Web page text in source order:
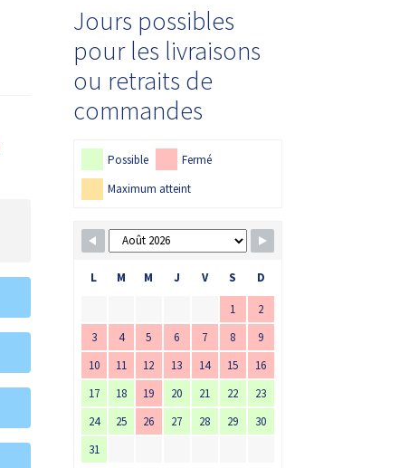
Jours possibles
pour les livraisons
ou retraits de
commandes
Possible
Fermé
Maximum atteint
L M M J V S D
1
2
3
4 5 6 7 8
9
10
11 12 13 14 15
16
17
18 19 20 21 22
23
24
25 26 27 28 29
30
31